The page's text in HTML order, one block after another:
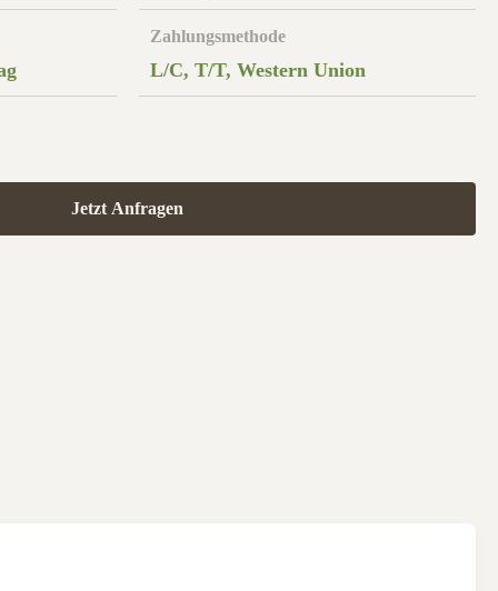
Zahlungsmethode
L/C, T/T, Western Union
Jetzt Anfragen